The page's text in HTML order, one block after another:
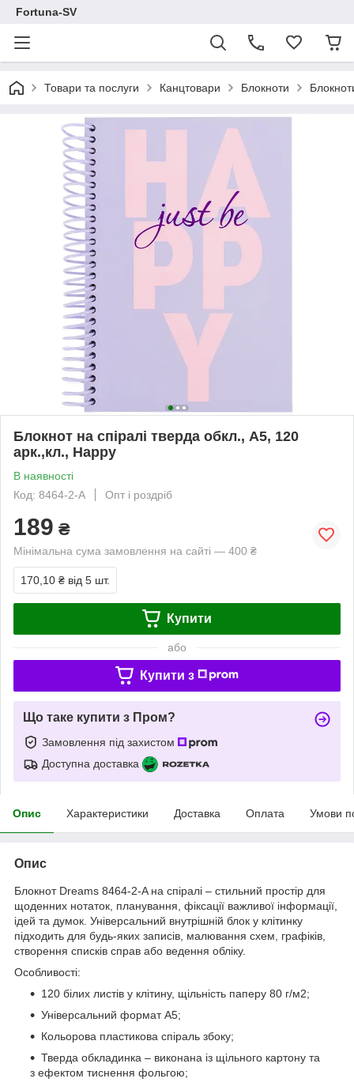
Fortuna-SV
Товари та послуги Канцтовари Блокноти
Блокнот на спіралі тверда обкл., А5, 120
арк.,кл., Happy
В наявності
Код: 8464-2-A
Опт і роздріб
189 ₴
Мінімальна сума замовлення на сайті — 400 ₴
170,10 ₴ від 5 шт.
Купити
або
Купити з
Що таке купити з Пром?
Замовлення під захистом
Доступна доставка
Опис Характеристики Доставка Оплата Умови
Опис
Блокнот Dreams 8464-2-A на спіралі – стильний простір для
щоденних нотаток, планування, фіксації важливої ​​інформації,
ідей та думок. Універсальний внутрішній блок у клітинку
підходить для будь-яких записів, малювання схем, графіків,
створення списків справ або ведення обліку.
Особливості:
120 білих листів у клітину, щільність паперу 80 г/м2;
Універсальний формат А5;
Кольорова пластикова спіраль збоку;
Тверда обкладинка – виконана із щільного картону та
з ефектом тиснення фольгою;